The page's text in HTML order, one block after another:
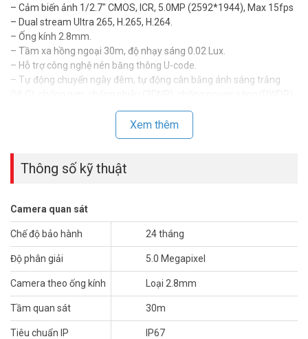
– Cảm biến ảnh 1/2.7″ CMOS, ICR, 5.0MP (2592*1944), Max 15fps
– Dual stream Ultra 265, H.265, H.264.
– Ống kính 2.8mm.
– Tầm xa hồng ngoại 30m, độ nhạy sáng 0.02 Lux.
– Hỗ trợ công nghệ nén băng thông U-code.
– Tự động chuyển ngày đêm, tự động cân bằng ánh sáng trắng
– Chuẩn Onvif quốc tế. Hỗ trợ tên miền miễn phí.
– Nhiệt độ hoạt động -30°C ~ 60°C (-22°F ~ 140°F).
– Nguồn cấp DC12V( ± 25% ) và PoE.
– Vỏ nhựa lõi sắt.
– Xuất xứ: Trung Quốc.
Để cập nhật thông tin giá camera UNIARCH IPC-B125-PF28 mới
nhất, quý khách hàng vui lòng liên hệ HOTLINE 1900 9259 để được
hỗ trợ tốt nhất. Tham khảo thêm thông tin tạiFacebook
Vuhoangtelecom
Xem thêm
Thông số kỹ thuật
Camera quan sát
Chế độ bảo hành 24 tháng
Độ phân giải 5.0 Megapixel
Camera theo ống kính Loại 2.8mm
Tầm quan sát 30m
Tiêu chuẩn IP IP67